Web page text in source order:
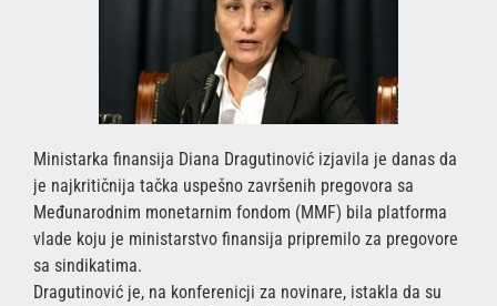
Ministarka finansija Diana Dragutinović izjavila je danas da
je najkritičnija tačka uspešno završenih pregovora sa
Međunarodnim monetarnim fondom (MMF) bila platforma
vlade koju je ministarstvo finansija pripremilo za pregovore
sa sindikatima.
Dragutinović je, na konferenicji za novinare, istakla da su